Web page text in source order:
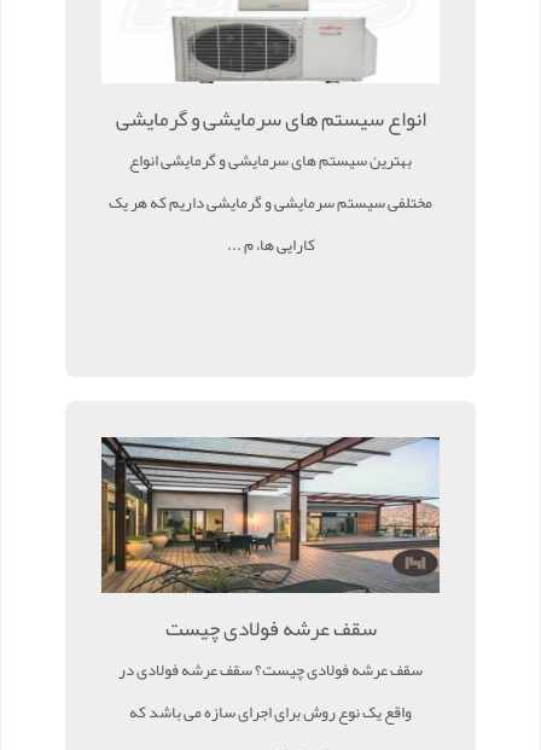
انواع سیستم های سرمایشی و گرمایشی
بهترین سیستم های سرمایشی و گرمایشی انواع
مختلفی سیستم سرمایشی و گرمایشی داریم که هر یک
کارایی ها، م ...
سقف عرشه فولادی چیست
سقف عرشه فولادی چیست؟ سقف عرشه فولادی در
واقع یک نوع روش برای اجرای سازه می باشد که